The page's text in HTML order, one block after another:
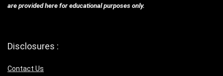
are provided here for educational purposes only.
Disclosures :
Contact Us